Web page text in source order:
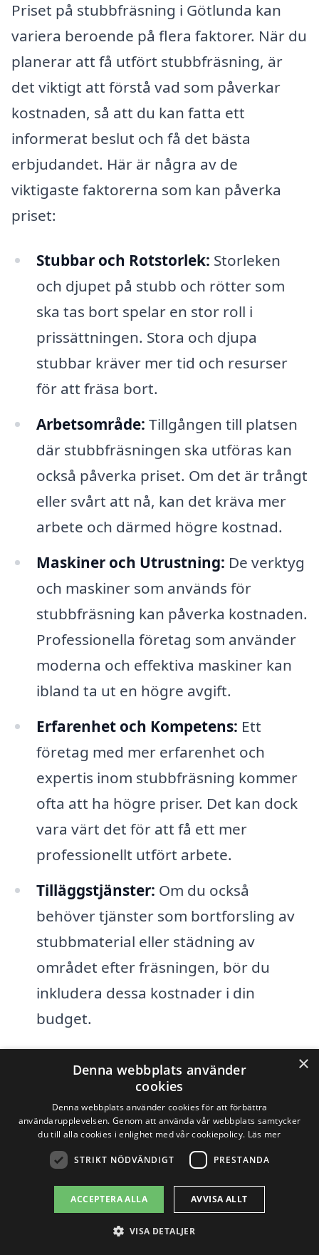
Priset på stubbfräsning i Götlunda kan
variera beroende på flera faktorer. När du
planerar att få utfört stubbfräsning, är
det viktigt att förstå vad som påverkar
kostnaden, så att du kan fatta ett
informerat beslut och få det bästa
erbjudandet. Här är några av de
viktigaste faktorerna som kan påverka
priset:
Stubbar och Rotstorlek: Storleken
och djupet på stubb och rötter som
ska tas bort spelar en stor roll i
prissättningen. Stora och djupa
stubbar kräver mer tid och resurser
för att fräsa bort.
Arbetsområde: Tillgången till platsen
där stubbfräsningen ska utföras kan
också påverka priset. Om det är trångt
eller svårt att nå, kan det kräva mer
arbete och därmed högre kostnad.
Maskiner och Utrustning: De verktyg
och maskiner som används för
stubbfräsning kan påverka kostnaden.
Professionella företag som använder
moderna och effektiva maskiner kan
ibland ta ut en högre avgift.
Erfarenhet och Kompetens: Ett
företag med mer erfarenhet och
expertis inom stubbfräsning kommer
ofta att ha högre priser. Det kan dock
vara värt det för att få ett mer
professionellt utfört arbete.
Tilläggstjänster: Om du också
behöver tjänster som bortforsling av
stubbmaterial eller städning av
området efter fräsningen, bör du
inkludera dessa kostnader i din
budget.
Genom att be om flera offerter på
stubbfräsning i Götlunda kan du jämföra
priser och tjänster från olika leverantörer.
Detta ger dig en möjlighet att hitta den
mest kostnadseffektiva lösningen som
uppfyller dina behov. Kom ihåg att inte
bara fokusera på priset, utan även på
kvaliteten på arbetet och företagets
×
Denna webbplats använder
cookies
Denna webbplats använder cookies för att förbättra
användarupplevelsen. Genom att använda vår webbplats samtycker
du till alla cookies i enlighet med vår cookiepolicy. Läs mer
STRIKT NÖDVÄNDIGT PRESTANDA
ACCEPTERA ALLA AVVISA ALLT
VISA DETALJER